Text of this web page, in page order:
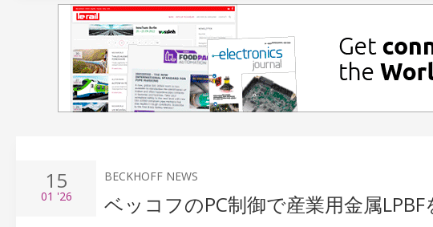
15
01 '26
BECKHOFF NEWS
ベッコフのPC制御で産業用金属LPBF